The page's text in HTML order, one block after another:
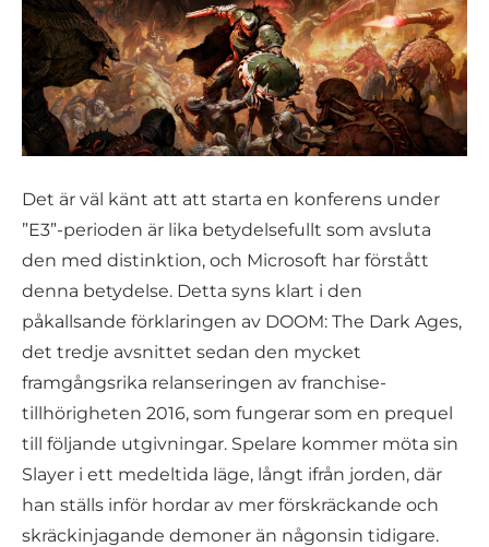
Det är väl känt att att starta en konferens under
”E3”-perioden är lika betydelsefullt som avsluta
den med distinktion, och Microsoft har förstått
denna betydelse. Detta syns klart i den
påkallsande förklaringen av DOOM: The Dark Ages,
det tredje avsnittet sedan den mycket
framgångsrika relanseringen av franchise-
tillhörigheten 2016, som fungerar som en prequel
till följande utgivningar. Spelare kommer möta sin
Slayer i ett medeltida läge, långt ifrån jorden, där
han ställs inför hordar av mer förskräckande och
skräckinjagande demoner än någonsin tidigare.